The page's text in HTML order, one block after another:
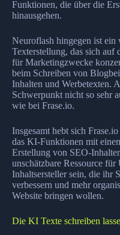
Funktionen, die über die
hinausgehen.
Neuroflash hingegen ist
Texterstellung, das sich auf
für Marketingzwecke
beim Schreiben von
Inhalten und Werbetexten.
Schwerpunkt nicht so sehr
wie bei Frase.io.
Insgesamt hebt sich
das KI-Funktionen mit
Erstellung von SEO-
unschätzbare Ressource für
Inhaltsersteller sein, die ihr
verbessern und mehr
Website bringen wollen.
Die KI Texte schreiben